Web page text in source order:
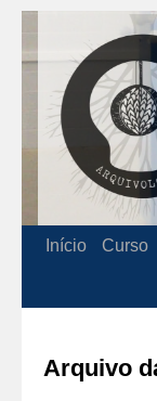
Início Curso
Arquivo